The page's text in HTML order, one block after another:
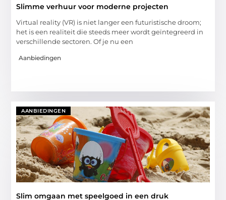
Slimme verhuur voor moderne projecten
Virtual reality (VR) is niet langer een futuristische droom;
het is een realiteit die steeds meer wordt geïntegreerd in
verschillende sectoren. Of je nu een
Aanbiedingen
AANBIEDINGEN
Slim omgaan met speelgoed in een druk